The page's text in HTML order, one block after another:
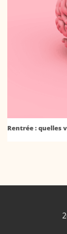
Rentrée : quelles